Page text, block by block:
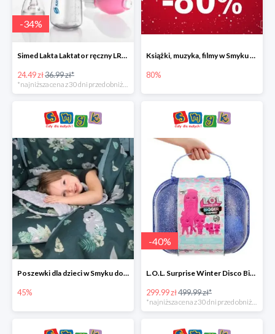
-34%
Simed Lakta Laktator ręczny LR-8 -34%
24.49 zł36.99 zł*
*najniższa cena z 30 dni przed obniżką
Książki, muzyka, filmy w Smyku do -80%
80%
Poszewki dla dzieci w Smyku do -45%
45%
-40%
L.O.L. Surprise Winter Disco Bigger Surprise Zestaw laleczek w walizce -40%
299.99 zł499.99 zł*